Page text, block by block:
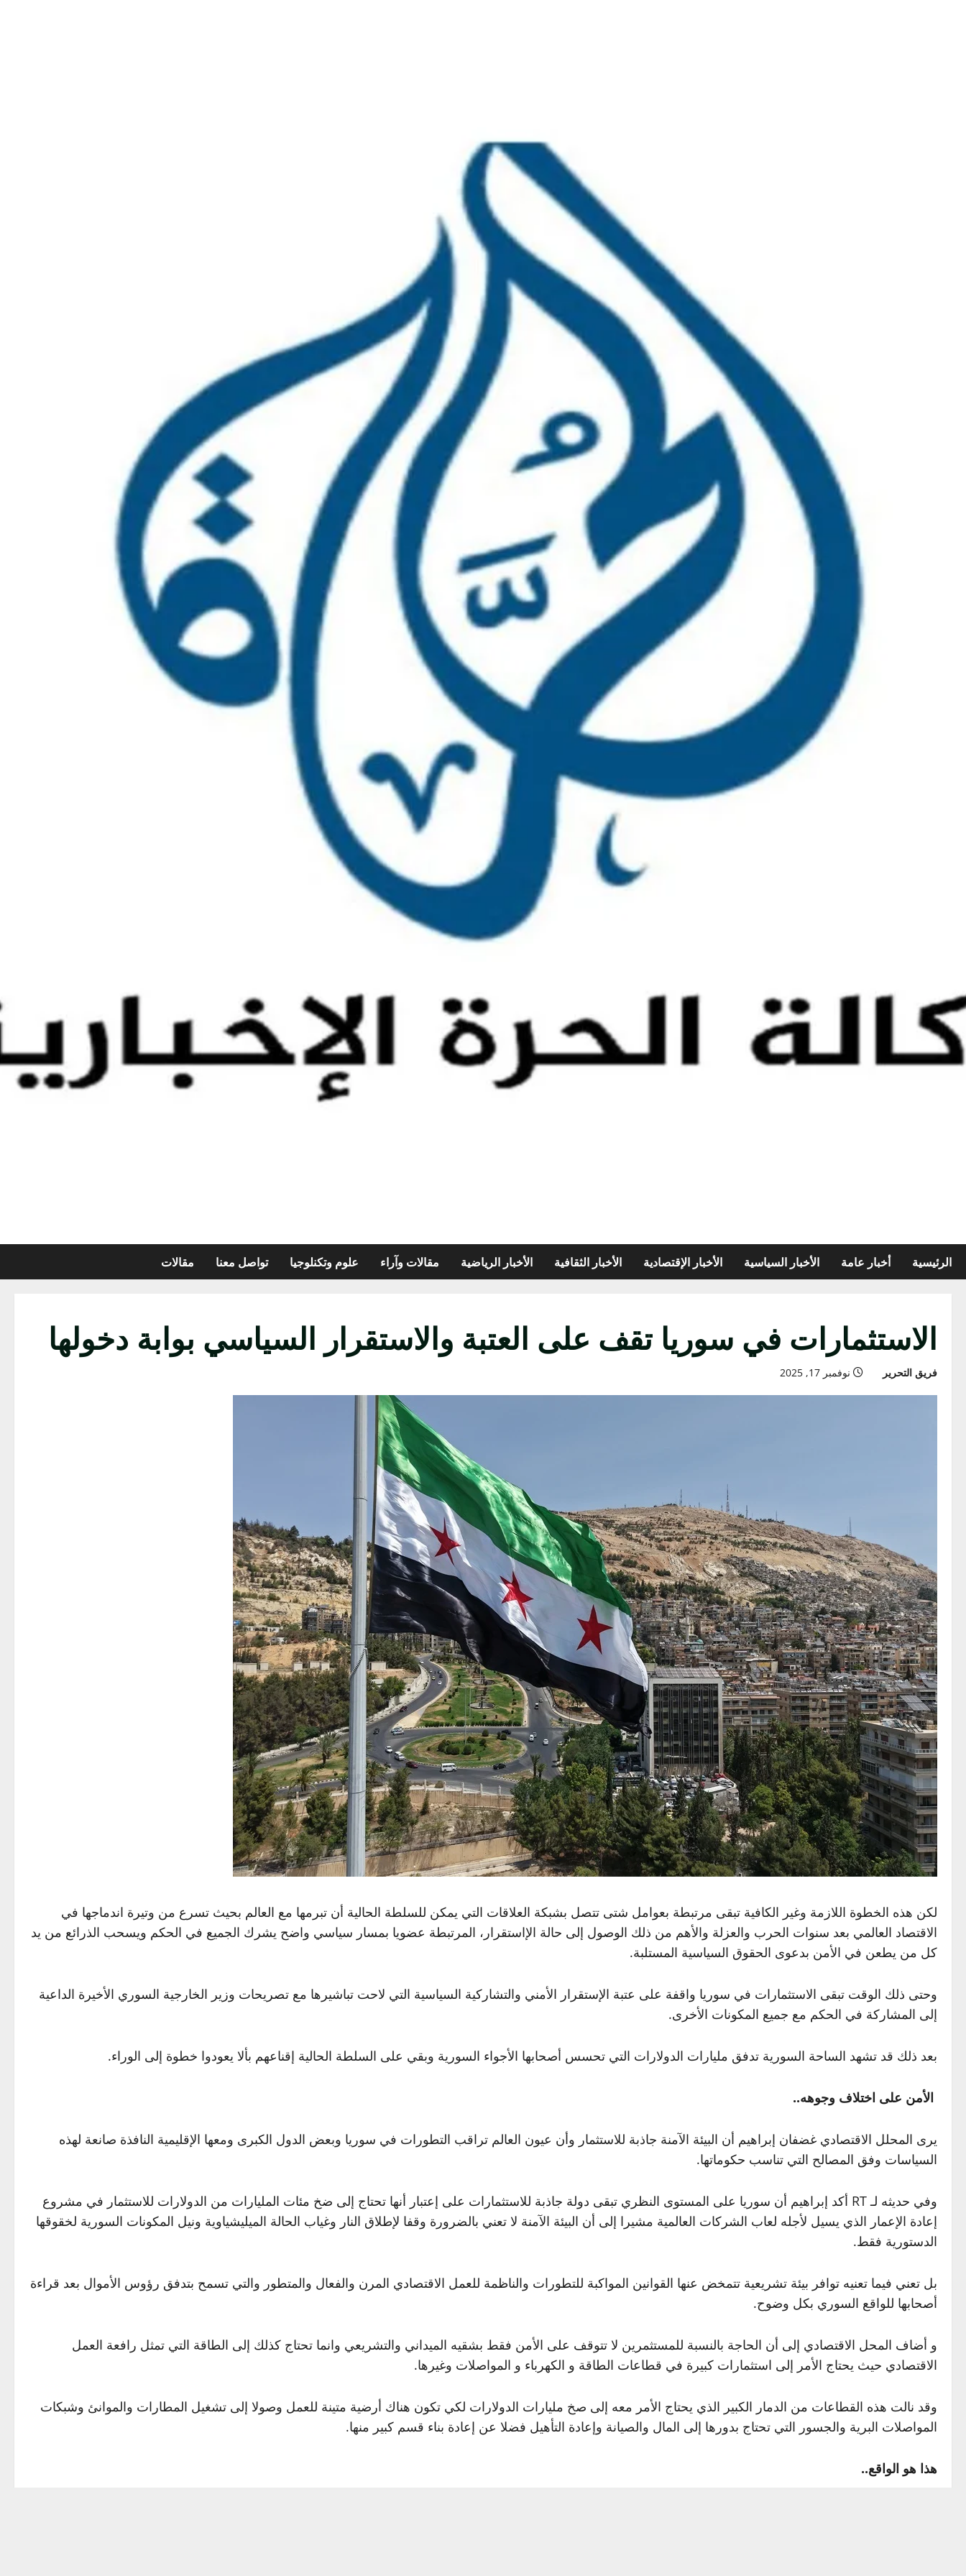
الرئيسية أخبار عامة الأخبار السياسية الأخبار الإقتصادية الأخبار الثقافية الأخبار الرياضية مقالات وآراء علوم وتكنلوجيا تواصل معنا مقالات
الاستثمارات في سوريا تقف على العتبة والاستقرار السياسي بوابة دخولها
فريق التحرير نوفمبر 17, 2025
لكن هذه الخطوة اللازمة وغير الكافية تبقى مرتبطة بعوامل شتى تتصل بشبكة العلاقات التي يمكن للسلطة الحالية أن تبرمها مع العالم بحيث تسرع من وتيرة اندماجها في
الاقتصاد العالمي بعد سنوات الحرب والعزلة والأهم من ذلك الوصول إلى حالة الإاستقرار، المرتبطة عضويا بمسار سياسي واضح يشرك الجميع في الحكم ويسحب الذرائع من يد
كل من يطعن في الأمن بدعوى الحقوق السياسية المستلبة.
وحتى ذلك الوقت تبقى الاستثمارات في سوريا واقفة على عتبة الإستقرار الأمني والتشاركية السياسية التي لاحت تباشيرها مع تصريحات وزير الخارجية السوري الأخيرة الداعية
إلى المشاركة في الحكم مع جميع المكونات الأخرى.
بعد ذلك قد تشهد الساحة السورية تدفق مليارات الدولارات التي تحسس أصحابها الأجواء السورية وبقي على السلطة الحالية إقناعهم بألا يعودوا خطوة إلى الوراء.
الأمن على اختلاف وجوهه..
يرى المحلل الاقتصادي غضفان إبراهيم أن البيئة الآمنة جاذبة للاستثمار وأن عيون العالم تراقب التطورات في سوريا وبعض الدول الكبرى ومعها الإقليمية النافذة صانعة لهذه
السياسات وفق المصالح التي تناسب حكوماتها.
وفي حديثه لـ RT أكد إبراهيم أن سوريا على المستوى النظري تبقى دولة جاذبة للاستثمارات على إعتبار أنها تحتاج إلى ضخ مئات المليارات من الدولارات للاستثمار في مشروع
إعادة الإعمار الذي يسيل لأجله لعاب الشركات العالمية مشيرا إلى أن البيئة الآمنة لا تعني بالضرورة وقفا لإطلاق النار وغياب الحالة الميليشياوية ونيل المكونات السورية لخقوقها
الدستورية فقط.
بل تعني فيما تعنيه توافر بيئة تشريعية تتمخض عنها القوانين المواكبة للتطورات والناظمة للعمل الاقتصادي المرن والفعال والمتطور والتي تسمح بتدفق رؤوس الأموال بعد قراءة
أصحابها للواقع السوري بكل وضوح.
و أضاف المحل الاقتصادي إلى أن الحاجة بالنسبة للمستثمرين لا تتوقف على الأمن فقط بشقيه الميداني والتشريعي وانما تحتاج كذلك إلى الطاقة التي تمثل رافعة العمل
الاقتصادي حيث يحتاج الأمر إلى استثمارات كبيرة في قطاعات الطاقة و الكهرباء و المواصلات وغيرها.
وقد نالت هذه القطاعات من الدمار الكبير الذي يحتاج الأمر معه إلى صخ مليارات الدولارات لكي تكون هناك أرضية متينة للعمل وصولا إلى تشغيل المطارات والموانئ وشبكات
المواصلات البرية والجسور التي تحتاج بدورها إلى المال والصيانة وإعادة التأهيل فضلا عن إعادة بناء قسم كبير منها.
هذا هو الواقع..